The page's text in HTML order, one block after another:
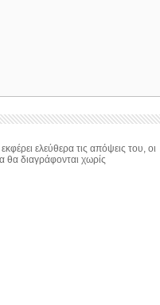
ελεύθερα τις απόψεις του, οι
θα διαγράφονται χωρίς